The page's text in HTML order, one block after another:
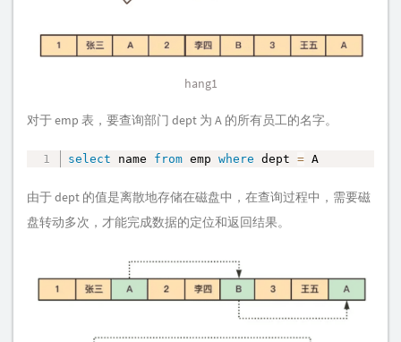
hang1
对于 emp 表，要查询部门 dept 为 A 的所有员工的名字。
select name from emp where dept = A
由于 dept 的值是离散地存储在磁盘中，在查询过程中，需要磁
盘转动多次，才能完成数据的定位和返回结果。